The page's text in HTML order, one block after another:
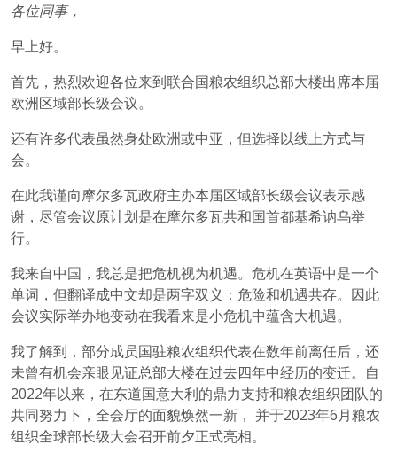
各位同事，
早上好。
首先，热烈欢迎各位来到联合国粮农组织总部大楼出席本届
欧洲区域部长级会议。
还有许多代表虽然身处欧洲或中亚，但选择以线上方式与
会。
在此我谨向摩尔多瓦政府主办本届区域部长级会议表示感
谢，尽管会议原计划是在摩尔多瓦共和国首都基希讷乌举
行。
我来自中国，我总是把危机视为机遇。危机在英语中是一个
单词，但翻译成中文却是两字双义：危险和机遇共存。因此
会议实际举办地变动在我看来是小危机中蕴含大机遇。
我了解到，部分成员国驻粮农组织代表在数年前离任后，还
未曾有机会亲眼见证总部大楼在过去四年中经历的变迁。自
2022年以来，在东道国意大利的鼎力支持和粮农组织团队的
共同努力下，全会厅的面貌焕然一新， 并于2023年6月粮农
组织全球部长级大会召开前夕正式亮相。